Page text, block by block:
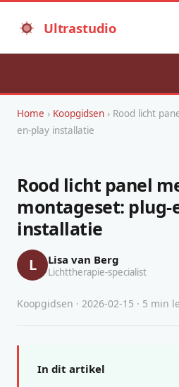
Ultrastudio
Home › Koopgidsen › Rood licht
en-play installatie
Rood licht panel
montageset: plug-
installatie
L Lisa van Berg
Lichttherapie-specialist
Koopgidsen · 2026-02-15 · 5 min
In dit artikel